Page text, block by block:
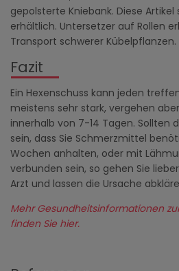
gepolsterte Kniebank. Diese
erhältlich. Untersetzer auf Rollen
Transport schwerer Kübelpflanzen.
Fazit
Ein Hexenschuss kann jeden
meistens sehr stark, vergehen
innerhalb von 7-14 Tagen. Sollten
sein, dass Sie Schmerzmittel
Wochen anhalten, oder mit
verbunden sein, so gehen Sie
Arzt und lassen die Ursache
Mehr Gesundheitsinformationen
finden Sie hier.